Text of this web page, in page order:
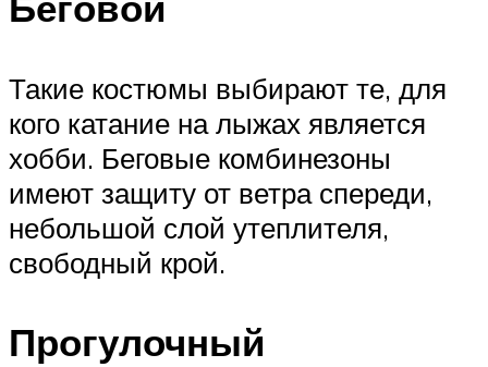
Такие костюмы выбирают те, для
кого катание на лыжах является
хобби. Беговые комбинезоны
имеют защиту от ветра спереди,
небольшой слой утеплителя,
свободный крой.
Прогулочный